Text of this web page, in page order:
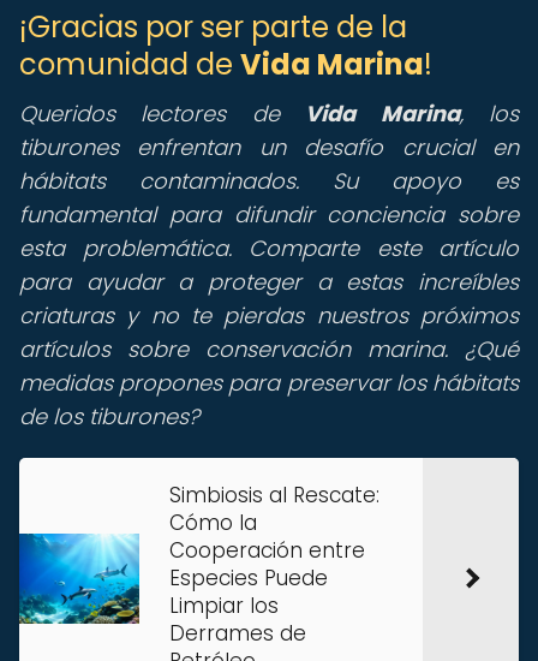
¡Gracias por ser parte de la
comunidad de Vida Marina!
Queridos lectores de Vida Marina, los
tiburones enfrentan un desafío crucial en
hábitats contaminados. Su apoyo es
fundamental para difundir conciencia sobre
esta problemática. Comparte este artículo
para ayudar a proteger a estas increíbles
criaturas y no te pierdas nuestros próximos
artículos sobre conservación marina. ¿Qué
medidas propones para preservar los hábitats
de los tiburones?
Simbiosis al Rescate:
Cómo la
Cooperación entre
Especies Puede
Limpiar los
Derrames de